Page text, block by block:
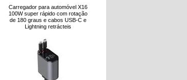
Carregador para automóvel X16
100W super rápido com rotação
de 180 graus e cabos USB-C e
Lightning retrácteis